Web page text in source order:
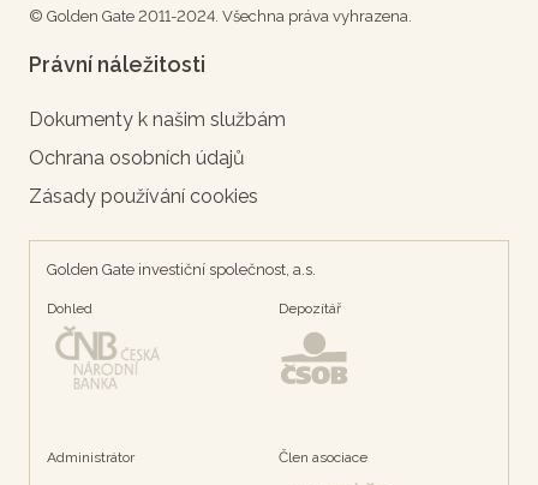
© Golden Gate 2011-2024. Všechna práva vyhrazena.
Právní náležitosti
Dokumenty k našim službám
Ochrana osobních údajů
Zásady používání cookies
Golden Gate investiční společnost, a.s.
Dohled Depozítář
Administrátor Člen asociace